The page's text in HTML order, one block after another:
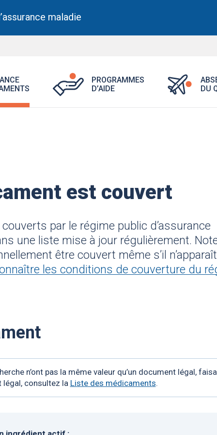
maladie
Assurance
médicaments.
PROGRAMMES
D’AIDE
d’aide.
DU
est couvert
par le régime public d’assurance
une liste mise à jour régulièrement.
être couvert même s’il
les conditions de couverture du
n’ont pas la même valeur qu’un document légal,
légal, consultez la Liste des médicaments.